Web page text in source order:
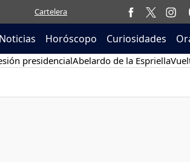
Cartelera
Noticias Horóscopo Curiosidades
presidencialAbelardo de la Espriella